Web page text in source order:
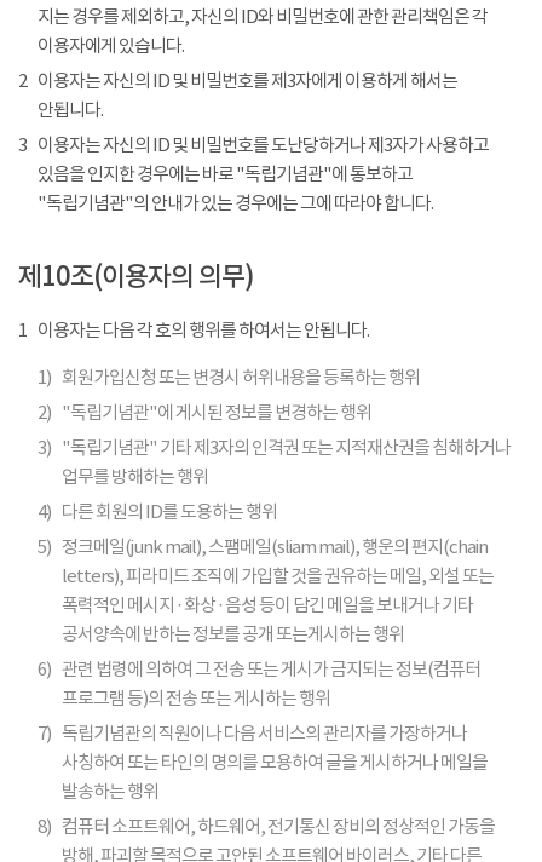
지는 경우를 제외하고, 자신의 ID와 비밀번호에 관한 관리책임은 각
이용자에게 있습니다.
2 이용자는 자신의 ID 및 비밀번호를 제3자에게 이용하게 해서는
안됩니다.
3 이용자는 자신의 ID 및 비밀번호를 도난당하거나 제3자가 사용하고
있음을 인지한 경우에는 바로 "독립기념관"에 통보하고
"독립기념관"의 안내가 있는 경우에는 그에 따라야 합니다.
제10조(이용자의 의무)
1 이용자는 다음 각 호의 행위를 하여서는 안됩니다.
1) 회원가입신청 또는 변경시 허위내용을 등록하는 행위
2) "독립기념관"에 게시된 정보를 변경하는 행위
3) "독립기념관" 기타 제3자의 인격권 또는 지적재산권을 침해하거나
업무를 방해하는 행위
4) 다른 회원의 ID를 도용하는 행위
5) 정크메일(junk mail), 스팸메일(sliam mail), 행운의 편지(chain
letters), 피라미드 조직에 가입할 것을 권유하는 메일, 외설 또는
폭력적인 메시지 · 화상 · 음성 등이 담긴 메일을 보내거나 기타
공서양속에 반하는 정보를 공개 또는게시하는 행위
6) 관련 법령에 의하여 그 전송 또는 게시가 금지되는 정보(컴퓨터
프로그램 등)의 전송 또는 게시하는 행위
7) 독립기념관의 직원이나 다음 서비스의 관리자를 가장하거나
사칭하여 또는 타인의 명의를 모용하여 글을 게시하거나 메일을
발송하는 행위
8) 컴퓨터 소프트웨어, 하드웨어, 전기통신 장비의 정상적인 가동을
방해, 파괴할 목적으로 고안된 소프트웨어 바이러스, 기타 다른